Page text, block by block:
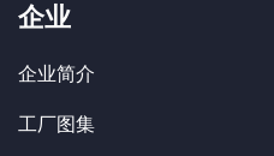
企业
企业简介
工厂图集